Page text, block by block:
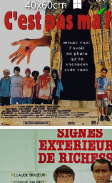
40x60cm ✔